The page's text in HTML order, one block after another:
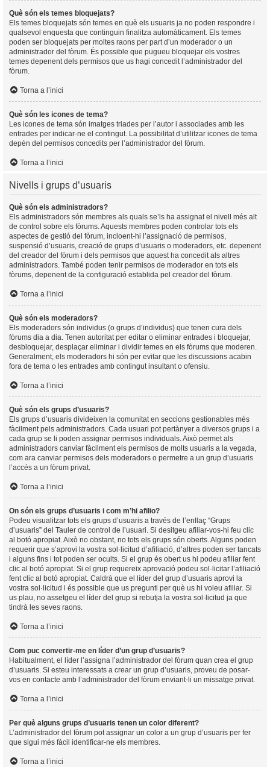
Què són els temes bloquejats?
Els temes bloquejats són temes en què els usuaris ja no poden respondre i
qualsevol enquesta que continguin finalitza automàticament. Els temes
poden ser bloquejats per moltes raons per part d’un moderador o un
administrador del fòrum. És possible que pugueu bloquejar els vostres
temes depenent dels permisos que us hagi concedit l’administrador del
fòrum.
Torna a l’inici
Què són les icones de tema?
Les icones de tema són imatges triades per l’autor i associades amb les
entrades per indicar-ne el contingut. La possibilitat d’utilitzar icones de tema
depèn del permisos concedits per l’administrador del fòrum.
Torna a l’inici
Nivells i grups d’usuaris
Què són els administradors?
Els administradors són membres als quals se’ls ha assignat el nivell més alt
de control sobre els fòrums. Aquests membres poden controlar tots els
aspectes de gestió del fòrum, incloent-hi l’assignació de permisos,
suspensió d’usuaris, creació de grups d’usuaris o moderadors, etc. depenent
del creador del fòrum i dels permisos que aquest ha concedit als altres
administradors. També poden tenir permisos de moderador en tots els
fòrums, depenent de la configuració establida pel creador del fòrum.
Torna a l’inici
Què són els moderadors?
Els moderadors són individus (o grups d’individus) que tenen cura dels
fòrums dia a dia. Tenen autoritat per editar o eliminar entrades i bloquejar,
desbloquejar, desplaçar eliminar i dividir temes en els fòrums que moderen.
Generalment, els moderadors hi són per evitar que les discussions acabin
fora de tema o les entrades amb contingut insultant o ofensiu.
Torna a l’inici
Què són els grups d’usuaris?
Els grups d’usuaris divideixen la comunitat en seccions gestionables més
fàcilment pels administradors. Cada usuari pot pertànyer a diversos grups i a
cada grup se li poden assignar permisos individuals. Això permet als
administradors canviar fàcilment els permisos de molts usuaris a la vegada,
com ara canviar permisos dels moderadors o permetre a un grup d’usuaris
l’accés a un fòrum privat.
Torna a l’inici
On són els grups d’usuaris i com m’hi afilio?
Podeu visualitzar tots els grups d’usuaris a través de l’enllaç “Grups
d’usuaris” del Tauler de control de l’usuari. Si desitgeu afiliar-vos-hi feu clic
al botó apropiat. Això no obstant, no tots els grups són oberts. Alguns poden
requerir que s’aprovi la vostra sol·licitud d’afiliació, d’altres poden ser tancats
i alguns fins i tot poden ser ocults. Si el grup és obert us hi podeu afiliar fent
clic al botó apropiat. Si el grup requereix aprovació podeu sol·licitar l’afiliació
fent clic al botó apropiat. Caldrà que el líder del grup d’usuaris aprovi la
vostra sol·licitud i és possible que us pregunti per què us hi voleu afiliar. Si
us plau, no assetgeu el líder del grup si rebutja la vostra sol·licitud ja que
tindrà les seves raons.
Torna a l’inici
Com puc convertir-me en líder d’un grup d’usuaris?
Habitualment, el líder l’assigna l’administrador del fòrum quan crea el grup
d’usuaris. Si esteu interessats a crear un grup d’usuaris, proveu de posar-
vos en contacte amb l’administrador del fòrum enviant-li un missatge privat.
Torna a l’inici
Per què alguns grups d’usuaris tenen un color diferent?
L’administrador del fòrum pot assignar un color a un grup d’usuaris per fer
que sigui més fàcil identificar-ne els membres.
Torna a l’inici